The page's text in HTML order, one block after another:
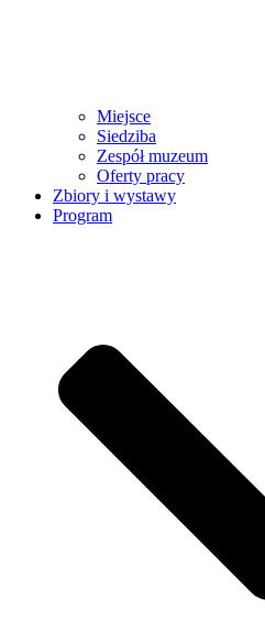
Miejsce
Siedziba
Zespół muzeum
Oferty pracy
Zbiory i wystawy
Program